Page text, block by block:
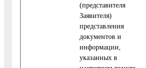
(представителя
Заявителя)
представления
документов и
информации,
указанных в